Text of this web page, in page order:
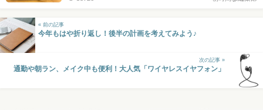
« 前の記事
今年もはや折り返し！後半の計画を考えてみよう♪
次の記事 »
通勤や朝ラン、メイク中も便利！大人気「ワイヤレスイヤフォン」